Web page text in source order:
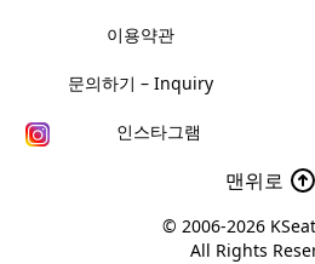
이용약관
문의하기 – Inquiry
인스타그램
맨위로
© 2006-2026
All Rights